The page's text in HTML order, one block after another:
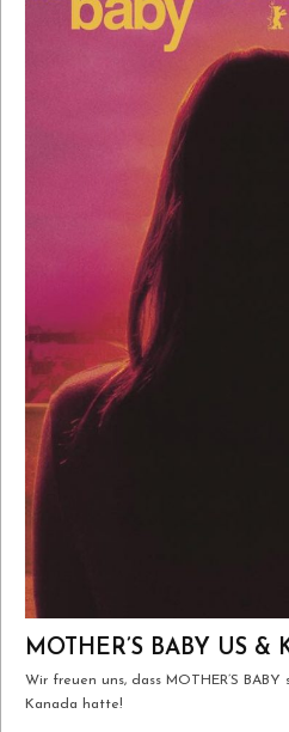
MOTHER’S BABY US
Wir freuen uns, dass MOTHER’S
Kanada hatte!